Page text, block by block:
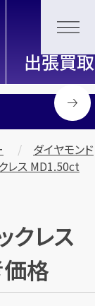
取専門店「買取大
ダイヤモンド
レス MD1.50ct
クレス
格